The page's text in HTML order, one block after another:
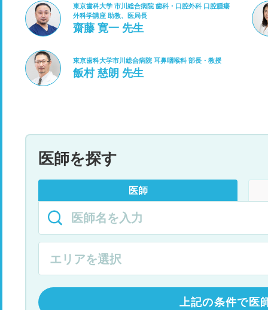
東京歯科大学 市川総合病院 歯科・口腔外科 口腔腫瘍
外科学講座 助教、医局長
齋藤 寛一 先生
東京歯科大学市川総合病院 耳鼻咽喉科 部長・教授
飯村 慈朗 先生
医師を探す
医師
上記の条件で医